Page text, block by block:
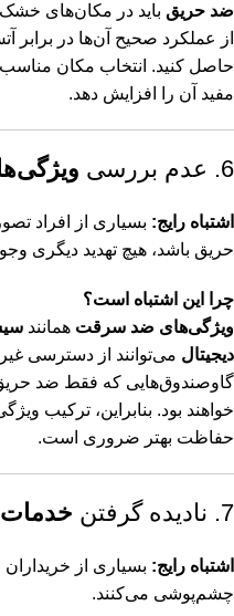
ضد حریق باید در مکان‌های
از عملکرد صحیح آن‌ها در
حاصل کنید. انتخاب مکان
مفید آن را افزایش دهد.
6. عدم بررسی
اشتباه رایج: بسیاری از افراد
حریق باشد، هیچ تهدید دیگری
چرا این اشتباه است؟
ویژگی‌های ضد سرقت همانند
دیجیتال می‌توانند از دسترسی
گاوصندوق‌هایی که فقط ضد
خواهند بود. بنابراین، ترکیب
حفاظت بهتر ضروری است.
7. نادیده گرفتن
اشتباه رایج: بسیاری از
چشم‌پوشی می‌کنند.